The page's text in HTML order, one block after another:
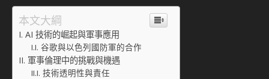
本文大綱
AI 技術的崛起與軍事應用
谷歌與以色列國防軍的合作
軍事倫理中的挑戰與機遇
技術透明性與責任